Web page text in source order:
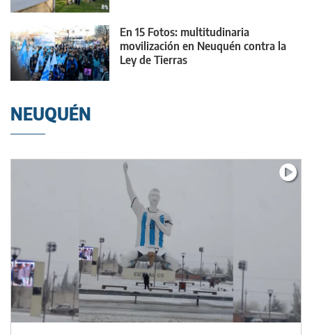
En 15 Fotos: multitudinaria
movilización en Neuquén contra la
Ley de Tierras
NEUQUÉN